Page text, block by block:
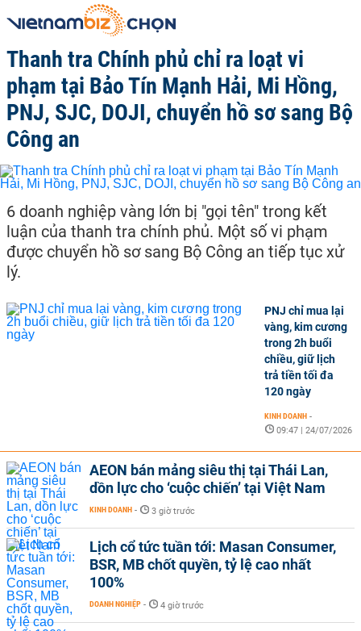
Thanh tra Chính phủ chỉ ra loạt vi
phạm tại Bảo Tín Mạnh Hải, Mi Hồng,
PNJ, SJC, DOJI, chuyển hồ sơ sang Bộ
Công an
6 doanh nghiệp vàng lớn bị "gọi tên" trong kết
luận của thanh tra chính phủ. Một số vi phạm
được chuyển hồ sơ sang Bộ Công an tiếp tục xử
lý.
PNJ chỉ mua lại
vàng, kim cương
trong 2h buổi
chiều, giữ lịch
trả tiền tối đa
120 ngày
KINH DOANH -
09:47 | 24/07/2026
AEON bán mảng siêu thị tại Thái Lan,
dồn lực cho ‘cuộc chiến’ tại Việt Nam
KINH DOANH - 3 giờ trước
Lịch cổ tức tuần tới: Masan Consumer,
BSR, MB chốt quyền, tỷ lệ cao nhất
100%
DOANH NGHIỆP - 4 giờ trước